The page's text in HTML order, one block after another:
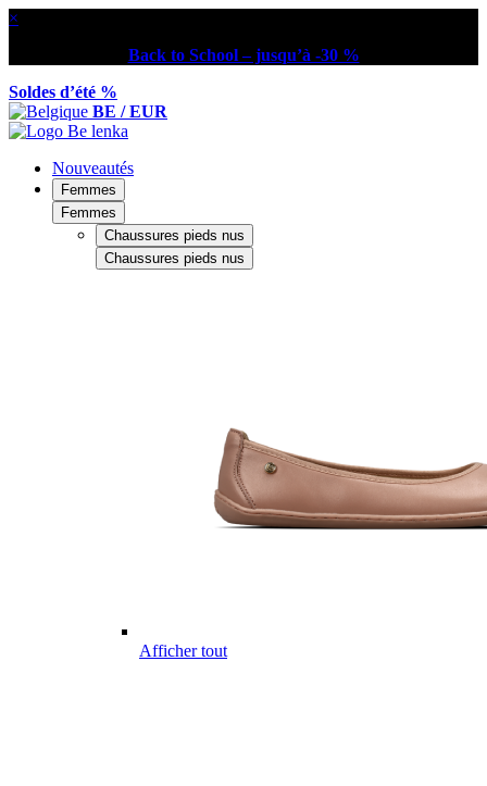
×
Back to School – jusqu’à -30 %
Soldes d’été %
BE / EUR
Nouveautés
Femmes
Femmes
Chaussures pieds nus
Chaussures pieds nus
Afficher tout